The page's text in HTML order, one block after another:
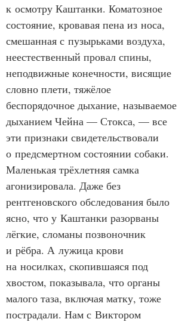
к осмотру Каштанки. Коматозное
состояние, кровавая пена из носа,
смешанная с пузырьками воздуха,
неестественный провал спины,
неподвижные конечности, висящие
словно плети, тяжёлое
беспорядочное дыхание, называемое
дыханием Чейна — Стокса, — все
эти признаки свидетельствовали
о предсмертном состоянии собаки.
Маленькая трёхлетняя самка
агонизировала. Даже без
рентгеновского обследования было
ясно, что у Каштанки разорваны
лёгкие, сломаны позвоночник
и рёбра. А лужица крови
на носилках, скопившаяся под
хвостом, показывала, что органы
малого таза, включая матку, тоже
пострадали. Нам с Виктором